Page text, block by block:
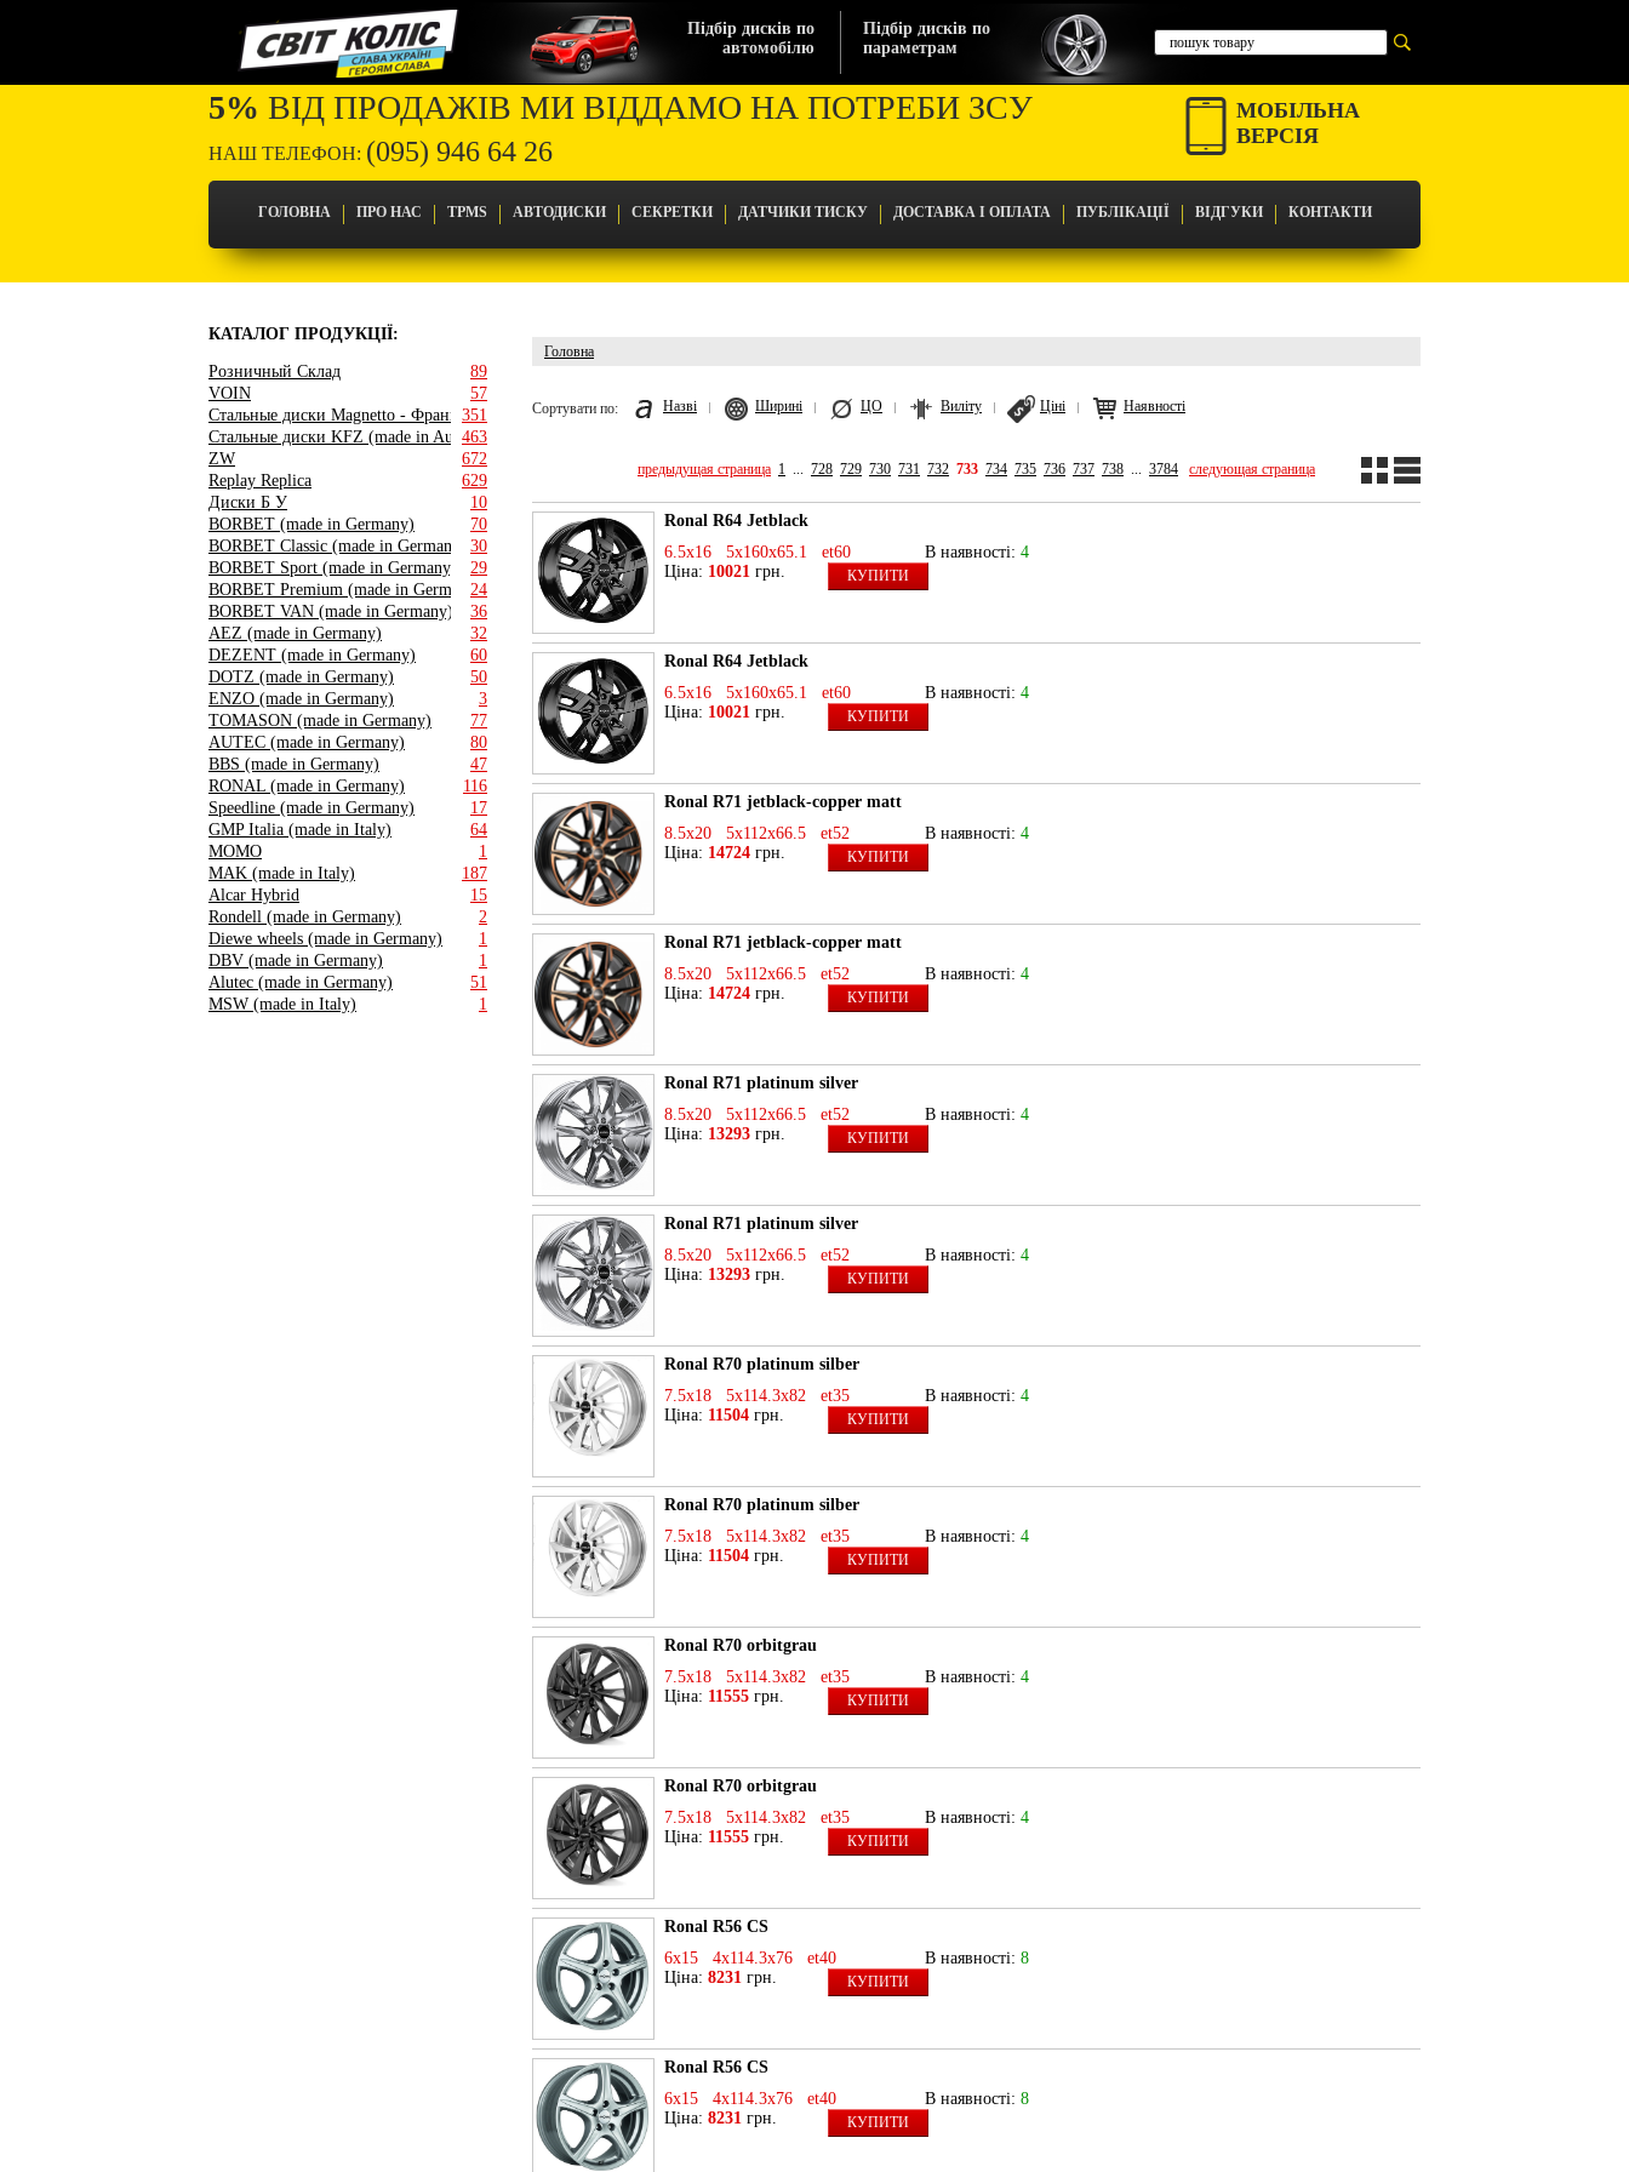
Підбір дисків по
автомобілю
Підбір дисків по
параметрам
МОБІЛЬНА
ВЕРСІЯ
5% ВІД ПРОДАЖІВ МИ ВІДДАМО НА ПОТРЕБИ ЗСУ
НАШ ТЕЛЕФОН: (095) 946 64 26
ГОЛОВНА ПРО НАС TPMS АВТОДИСКИ СЕКРЕТКИ ДАТЧИКИ ТИСКУ ДОСТАВКА І ОПЛАТА ПУБЛІКАЦІЇ ВІДГУКИ КОНТАКТИ
КАТАЛОГ ПРОДУКЦІЇ:
Розничный Склад
89
VOIN
57
Стальные диски Magnetto - Франция351
Стальные диски KFZ (made in Austria)
463
ZW
672
Replay Replica
629
Диски Б У
10
BORBET (made in Germany)
70
BORBET Classic (made in Germany)
30
BORBET Sport (made in Germany)
29
BORBET Premium (made in Germany)
24
BORBET VAN (made in Germany)
36
AEZ (made in Germany)
32
DEZENT (made in Germany)
60
DOTZ (made in Germany)
50
ENZO (made in Germany)
3
TOMASON (made in Germany)
77
AUTEC (made in Germany)
80
BBS (made in Germany)
47
RONAL (made in Germany)
116
Speedline (made in Germany)
17
GMP Italia (made in Italy)
64
MOMO
1
MAK (made in Italy)
187
Alcar Hybrid
15
Rondell (made in Germany)
2
Diewe wheels (made in Germany)
1
DBV (made in Germany)
1
Alutec (made in Germany)
51
MSW (made in Italy)
1
Головна
Сортувати по:
Назві Ширині ЦО Виліту Ціні Наявності
предыдущая страница 1 ... 728 729 730 731 732 733 734 735 736 737 738 ... 3784 следующая страница
Ronal R64 Jetblack
6.5x16 5x160x65.1 et60
В наявності: 4
Ціна: 10021 грн. КУПИТИ
Ronal R64 Jetblack
6.5x16 5x160x65.1 et60
В наявності: 4
Ціна: 10021 грн. КУПИТИ
Ronal R71 jetblack-copper matt
8.5x20 5x112x66.5 et52
В наявності: 4
Ціна: 14724 грн. КУПИТИ
Ronal R71 jetblack-copper matt
8.5x20 5x112x66.5 et52
В наявності: 4
Ціна: 14724 грн. КУПИТИ
Ronal R71 platinum silver
8.5x20 5x112x66.5 et52
В наявності: 4
Ціна: 13293 грн. КУПИТИ
Ronal R71 platinum silver
8.5x20 5x112x66.5 et52
В наявності: 4
Ціна: 13293 грн. КУПИТИ
Ronal R70 platinum silber
7.5x18 5x114.3x82 et35
В наявності: 4
Ціна: 11504 грн. КУПИТИ
Ronal R70 platinum silber
7.5x18 5x114.3x82 et35
В наявності: 4
Ціна: 11504 грн. КУПИТИ
Ronal R70 orbitgrau
7.5x18 5x114.3x82 et35
В наявності: 4
Ціна: 11555 грн. КУПИТИ
Ronal R70 orbitgrau
7.5x18 5x114.3x82 et35
В наявності: 4
Ціна: 11555 грн. КУПИТИ
Ronal R56 CS
6x15 4x114.3x76 et40
В наявності: 8
Ціна: 8231 грн. КУПИТИ
Ronal R56 CS
6x15 4x114.3x76 et40
В наявності: 8
Ціна: 8231 грн. КУПИТИ